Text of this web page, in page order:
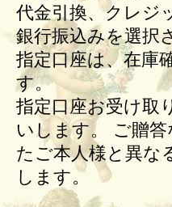
代金引換、クレジ
銀行振込みを選択
指定口座は、在庫
す。
指定口座お受け取
いします。 ご贈
たご本人様と異な
します。